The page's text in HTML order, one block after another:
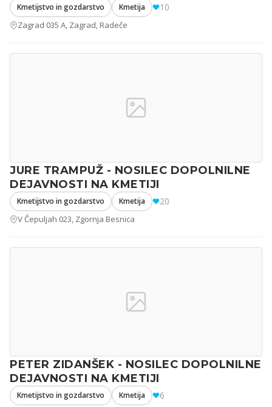
Kmetijstvo in gozdarstvo Kmetija 10
Zagrad 035 A, Zagrad, Radeče
JURE TRAMPUŽ - NOSILEC DOPOLNILNE
DEJAVNOSTI NA KMETIJI
Kmetijstvo in gozdarstvo Kmetija 20
V Čepuljah 023, Zgornja Besnica
PETER ZIDANŠEK - NOSILEC DOPOLNILNE
DEJAVNOSTI NA KMETIJI
Kmetijstvo in gozdarstvo Kmetija 6